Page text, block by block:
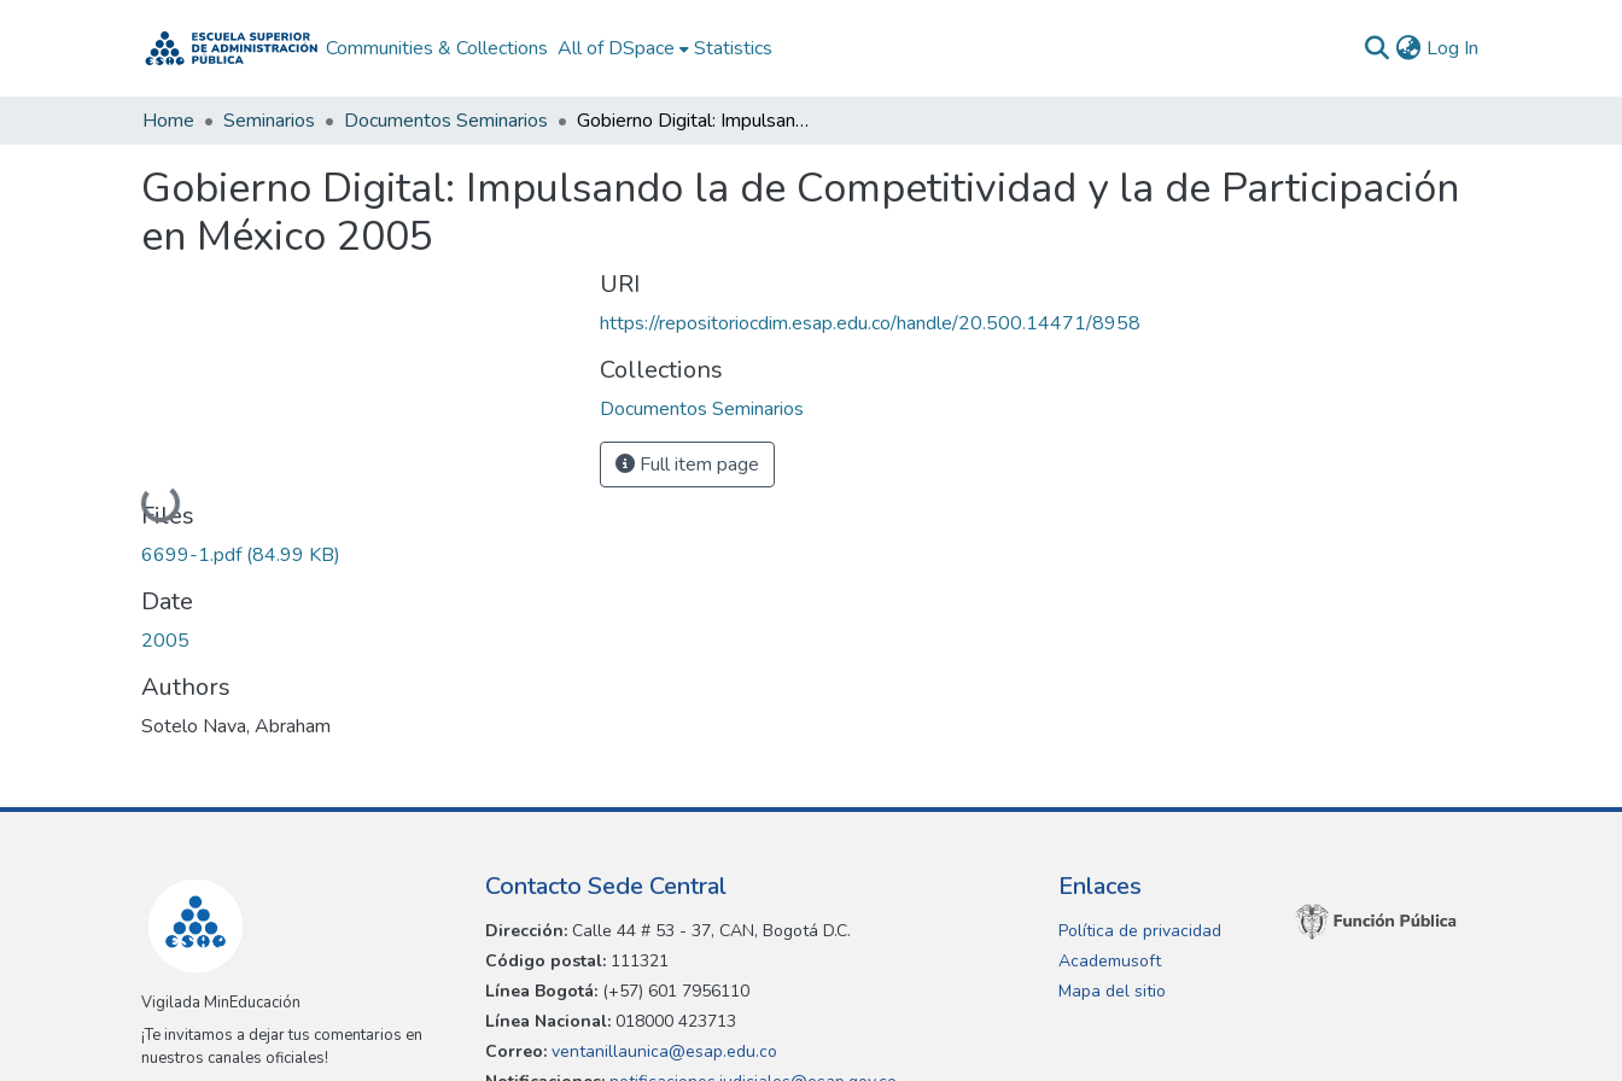
Communities & Collections All of DSpace Statistics Log In
Home Seminarios Documentos Seminarios Gobierno Digital: Impulsando la de Competitividad y la de Participación en México 2005
Gobierno Digital: Impulsando la de Competitividad y la de Participación
en México 2005
Loading...
Files
6699-1.pdf(84.99 KB)
Date
2005
Authors
Sotelo Nava, Abraham
URI
https://repositoriocdim.esap.edu.co/handle/20.500.14471/8958
Collections
Documentos Seminarios
Full item page
Vigilada MinEducación
¡Te invitamos a dejar tus comentarios en
nuestros canales oficiales!
Contacto Sede Central
Dirección: Calle 44 # 53 - 37, CAN, Bogotá D.C.
Código postal: 111321
Línea Bogotá: (+57) 601 7956110
Línea Nacional: 018000 423713
Correo: ventanillaunica@esap.edu.co
Enlaces
Política de privacidad
Academusoft
Mapa del sitio